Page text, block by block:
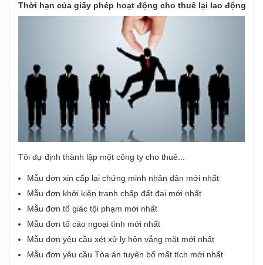
Thời hạn của giấy phép hoạt động cho thuê lại lao động
Tôi dự định thành lập một công ty cho thuê...
Mẫu đơn xin cấp lại chứng minh nhân dân mới nhất
Mẫu đơn khởi kiện tranh chấp đất đai mới nhất
Mẫu đơn tố giác tội phạm mới nhất
Mẫu đơn tố cáo ngoại tình mới nhất
Mẫu đơn yêu cầu xét xử ly hôn vắng mặt mới nhất
Mẫu đơn yêu cầu Tòa án tuyên bố mất tích mới nhất